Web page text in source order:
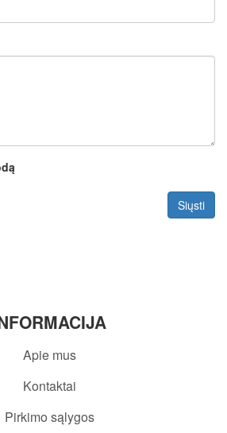
Siųsti
Apie mus
Kontaktai
Pirkimo sąlygos